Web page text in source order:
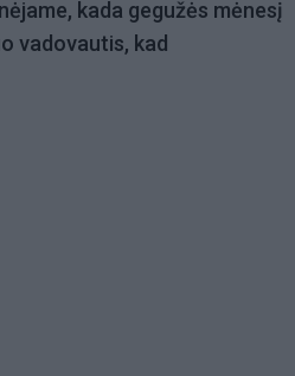
kada gegužės mėnesį
vadovautis, kad